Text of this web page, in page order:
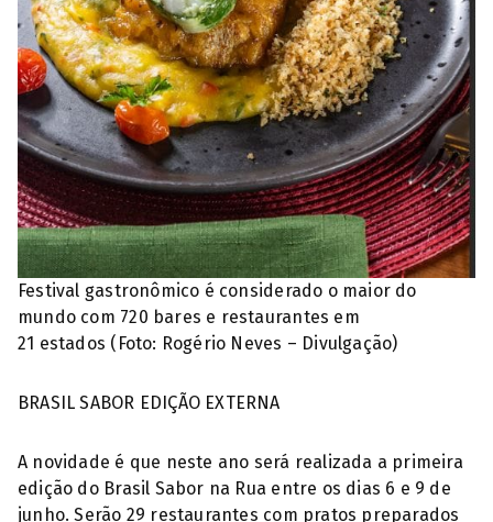
Festival gastronômico é considerado o maior do
mundo com 720 bares e restaurantes em
21 estados (Foto: Rogério Neves – Divulgação)
BRASIL SABOR EDIÇÃO EXTERNA
A novidade é que neste ano será realizada a primeira
edição do Brasil Sabor na Rua entre os dias 6 e 9 de
junho. Serão 29 restaurantes com pratos preparados